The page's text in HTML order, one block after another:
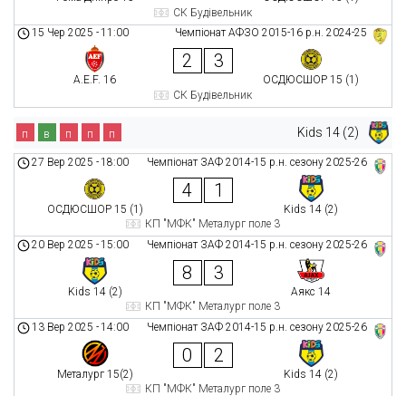
СК Будівельник
Чемпіонат АФЗО 2015-16 р.н. 2024-25
15 Чер 2025 -11:00
A.E.F. 16
2 3
ОСДЮСШОР 15 (1)
СК Будівельник
Kids 14 (2)
п в п п п
Чемпіонат ЗАФ 2014-15 р.н. сезону 2025-26
27 Вер 2025 -18:00
ОСДЮСШОР 15 (1)
4 1
Kids 14 (2)
КП "МФК" Металург поле 3
Чемпіонат ЗАФ 2014-15 р.н. сезону 2025-26
20 Вер 2025 -15:00
Kids 14 (2)
8 3
Аякс 14
КП "МФК" Металург поле 3
Чемпіонат ЗАФ 2014-15 р.н. сезону 2025-26
13 Вер 2025 -14:00
Металург 15(2)
0 2
Kids 14 (2)
КП "МФК" Металург поле 3